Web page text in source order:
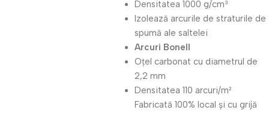
Densitatea 1000 g/cm³
Izolează arcurile de straturile de
spumă ale saltelei
Arcuri Bonell
Oțel carbonat cu diametrul de
2,2 mm
Densitatea 110 arcuri/m²
Fabricată 100% local și cu grijă